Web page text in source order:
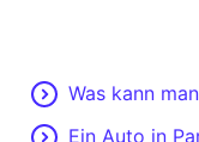
Was kann
Ein Auto in